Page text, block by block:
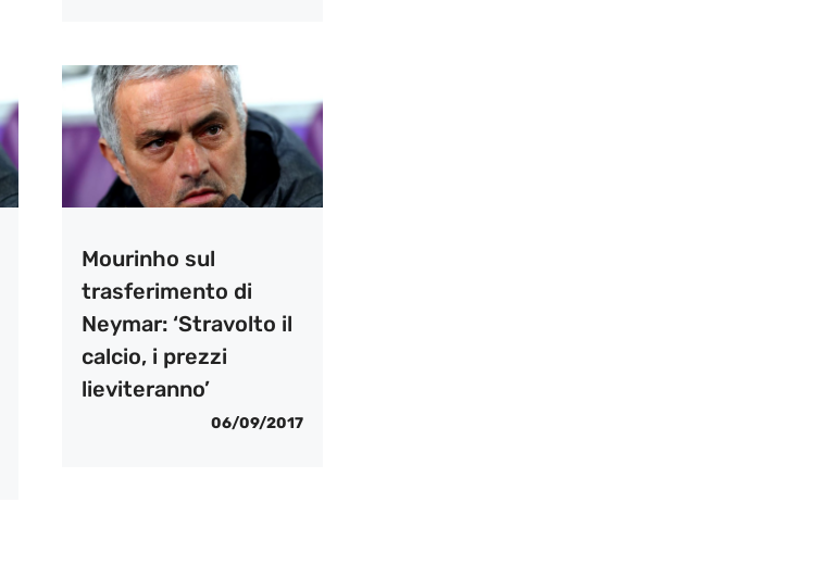
Mourinho sul
trasferimento di
Neymar: ‘Stravolto il
calcio, i prezzi
lieviteranno’
06/09/2017